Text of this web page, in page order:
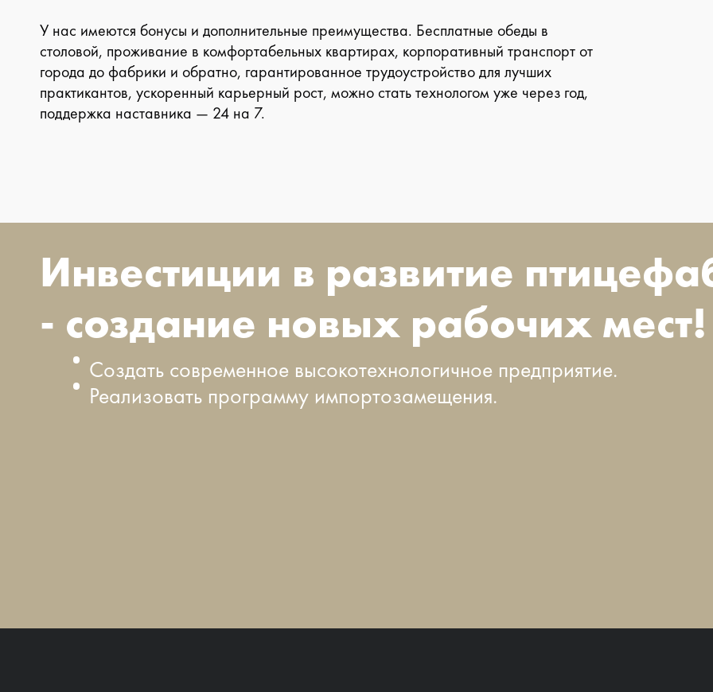
У нас имеются бонусы и дополнительные преимущества. Бесплатные обеды в
столовой, проживание в комфортабельных квартирах, корпоративный транспорт от
города до фабрики и обратно, гарантированное трудоустройство для лучших
практикантов, ускоренный карьерный рост, можно стать технологом уже через год,
поддержка наставника — 24 на 7.
Инвестиции в развитие
- создание новых рабочих мест!
Создать современное высокотехнологичное предприятие.
Реализовать программу импортозамещения.